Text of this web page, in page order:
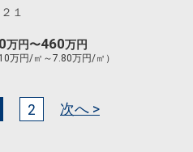
１
万円〜460万円
万円/㎡～7.80万円/㎡）
2 次へ >